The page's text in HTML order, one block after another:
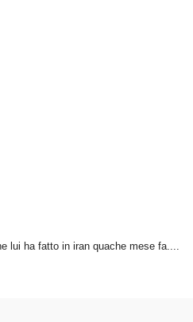
lui ha fatto in iran quache mese fa....